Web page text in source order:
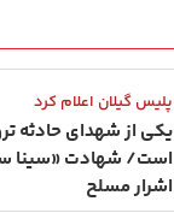
پلیس گیلان اعلام کرد
یکی از شهدای حادثه
است/ شهادت «سینا
اشرار مسلح
در دل روستاهای گیلان